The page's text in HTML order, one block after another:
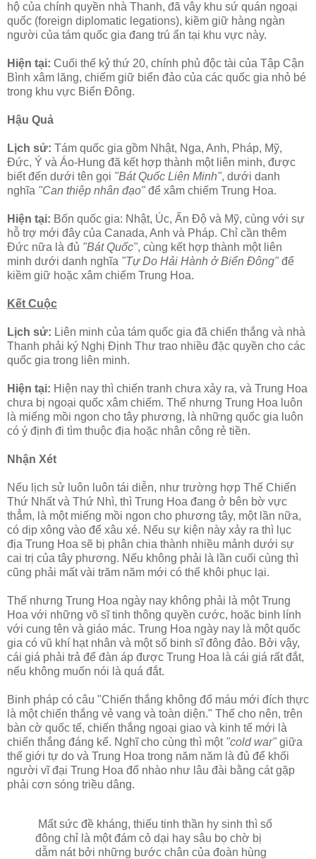
hộ của chính quyền nhà Thanh, đã vây khu sứ quán ngoại
quốc (foreign diplomatic legations), kiềm giữ hàng ngàn
người của tám quốc gia đang trú ẩn tại khu vực này.
Hiện tại: Cuối thế kỷ thứ 20, chính phủ độc tài của Tập Cận
Bình xâm lăng, chiếm giữ biển đảo của các quốc gia nhỏ bé
trong khu vực Biển Đông.
Hậu Quả
Lịch sử: Tám quốc gia gồm Nhật, Nga, Anh, Pháp, Mỹ,
Đức, Ý và Áo-Hung đã kết hợp thành một liên minh, được
biết đến dưới tên gọi "Bát Quốc Liên Minh", dưới danh
nghĩa "Can thiệp nhân đạo" để xâm chiếm Trung Hoa.
Hiện tại: Bốn quốc gia: Nhật, Úc, Ấn Độ và Mỹ, cùng với sự
hỗ trợ mới đây của Canada, Anh và Pháp. Chỉ cần thêm
Đức nữa là đủ "Bát Quốc", cùng kết hợp thành một liên
minh dưới danh nghĩa "Tự Do Hải Hành ở Biển Đông" để
kiềm giữ hoặc xâm chiếm Trung Hoa.
Kết Cuộc
Lịch sử: Liên minh của tám quốc gia đã chiến thắng và nhà
Thanh phải ký Nghị Định Thư trao nhiều đặc quyền cho các
quốc gia trong liên minh.
Hiện tại: Hiện nay thì chiến tranh chưa xảy ra, và Trung Hoa
chưa bị ngoại quốc xâm chiếm. Thế nhưng Trung Hoa luôn
là miếng mồi ngon cho tây phương, là những quốc gia luôn
có ý định đi tìm thuộc địa hoặc nhân công rẻ tiền.
Nhận Xét
Nếu lịch sử luôn luôn tái diễn, như trường hợp Thế Chiến
Thứ Nhất và Thứ Nhì, thì Trung Hoa đang ở bên bờ vực
thẳm, là một miếng mồi ngon cho phương tây, một lần nữa,
có dịp xông vào để xâu xé. Nếu sự kiện này xảy ra thì lục
địa Trung Hoa sẽ bị phân chia thành nhiều mảnh dưới sự
cai trị của tây phương. Nếu không phải là lần cuối cùng thì
cũng phải mất vài trăm năm mới có thể khôi phục lại.
Thế nhưng Trung Hoa ngày nay không phải là một Trung
Hoa với những võ sĩ tinh thông quyền cước, hoặc binh lính
với cung tên và giáo mác. Trung Hoa ngày nay là một quốc
gia có vũ khí hạt nhân và một số binh sĩ đông đảo. Bởi vậy,
cái giá phải trả để đàn áp được Trung Hoa là cái giá rất đắt,
nếu không muốn nói là quá đắt.
Binh pháp có câu "Chiến thắng không đổ máu mới đích thực
là một chiến thắng vẻ vang và toàn diện." Thế cho nên, trên
bàn cờ quốc tế, chiến thắng ngoại giao và kinh tế mới là
chiến thắng đáng kể. Nghĩ cho cùng thì một "cold war" giữa
thế giới tự do và Trung Hoa trong năm năm là đủ để khối
người vĩ đại Trung Hoa đổ nhào như lâu đài bằng cát gặp
phải cơn sóng triều dâng.
Mất sức đề kháng, thiếu tinh thần hy sinh thì số
đông chỉ là một đám cỏ dại hay sâu bọ chờ bị
dẵm nát bởi những bước chân của đoàn hùng